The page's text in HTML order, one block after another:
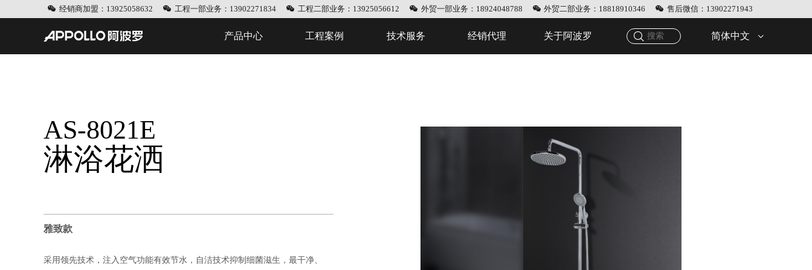
经销商加盟：13925058632 工程一部业务：13902271834 工程二部业务：13925056612 外贸一部业务：18924048788 外贸二部业务：18818910346 售后微信：13902271943
产品中心 工程案例 技术服务 经销代理 关于阿波罗 简体中文
AS-8021E
淋浴花洒
雅致款
采用领先技术，注入空气功能有效节水，自洁技术抑制细菌滋生，最干净、最